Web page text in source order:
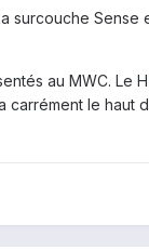
Sense
au MWC. Le
carrément le